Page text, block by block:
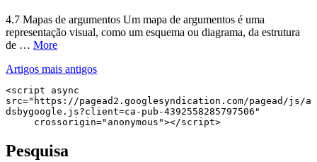
4.7 Mapas de argumentos Um mapa de argumentos é uma
representação visual, como um esquema ou diagrama, da estrutura
de … More
Navegação
de
artigos
Artigos mais antigos
<script async
src="https://pagead2.googlesyndication.com/pagead/js/a
dsbygoogle.js?client=ca-pub-4392558285797506"
     crossorigin="anonymous"></script>
Pesquisa